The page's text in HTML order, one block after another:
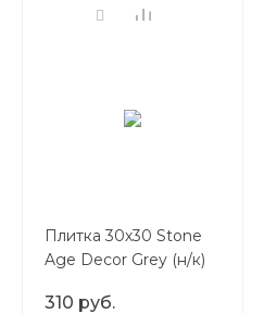
Плитка 30х30 Stone
Age Decor Grey (н/к)
310 руб.